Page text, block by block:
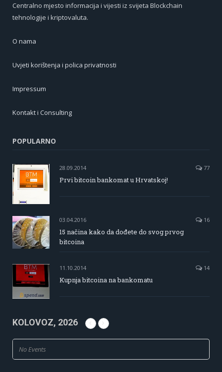
Centralno mjesto informacija i vijesti iz svijeta Blockchain
tehnologije i kriptovaluta.
O nama
Uvjeti korištenja i polica privatnosti
Impressum
Kontakt i Consulting
POPULARNO
28.09.2014 77
Prvi bitcoin bankomat u Hrvatskoj!
03.04.2016 16
15 načina kako da dođete do svog prvog
bitcoina
11.10.2014 14
Kupnja bitcoina na bankomatu
KOLOVOZ, 2026
No Events